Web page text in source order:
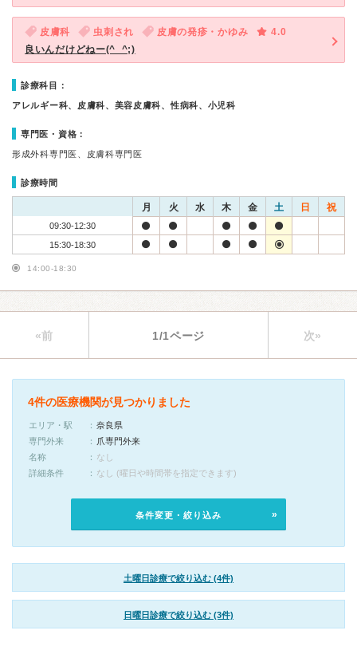
皮膚科 虫刺され 皮膚の発疹・かゆみ
4.0
良いんだけどねー(^_^;)
診療科目：
アレルギー科、皮膚科、美容皮膚科、性病科、小児科
専門医・資格：
形成外科専門医、皮膚科専門医
診療時間
月 火 水 木 金 土 日 祝
09:30-12:30
15:30-18:30
14:00-18:30
«前 1/1ページ 次»
4件の医療機関が見つかりました
エリア・駅
奈良県
専門外来
爪専門外来
名称
なし
詳細条件
なし (曜日や時間帯を指定できます)
条件変更・絞り込み
土曜日診療で絞り込む (4件)
日曜日診療で絞り込む (3件)